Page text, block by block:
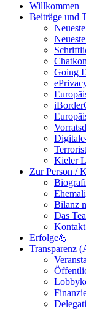
Willkommen
Beiträge und
Going
Kieler
Zur Person /
Bilanz
Das
Erfolge💪
Transparenz